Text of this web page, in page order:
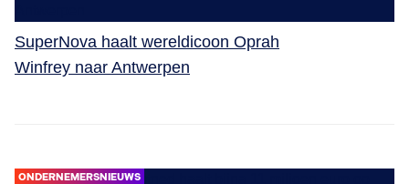
SuperNova haalt wereldicoon Oprah
Winfrey naar Antwerpen
ONDERNEMERSNIEUWS